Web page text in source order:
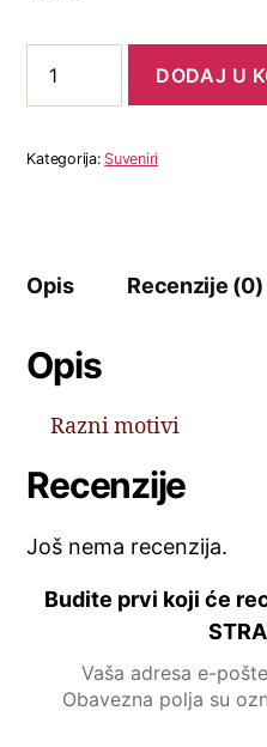
DODAJ U
Kategorija: Suveniri
Opis Recenzije (0)
Opis
Razni motivi
Recenzije
Još nema recenzija.
Budite prvi koji će
Vaša adresa e-
Obavezna polja su